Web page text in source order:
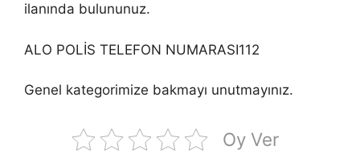
ilanında bulununuz.
ALO POLİS TELEFON NUMARASI112
Genel kategorimize bakmayı unutmayınız.
Oy Ver